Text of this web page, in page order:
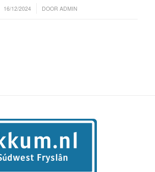
16/12/2024
/ DOORADMIN